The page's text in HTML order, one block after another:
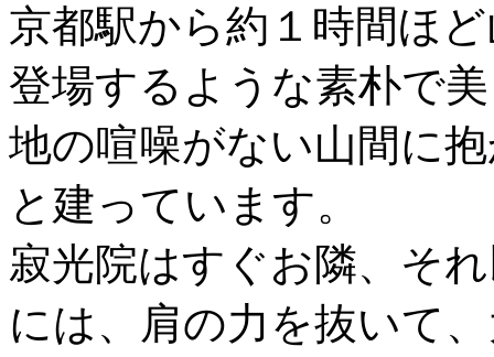
京都駅から約１時間ほ
登場するような素朴で
地の喧噪がない山間に
と建っています。
寂光院はすぐお隣、そ
には、肩の力を抜いて